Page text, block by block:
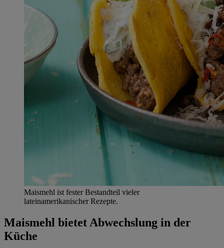
Maismehl ist fester Bestandteil vieler
lateinamerikanischer Rezepte.
Maismehl bietet Abwechslung in der
Küche